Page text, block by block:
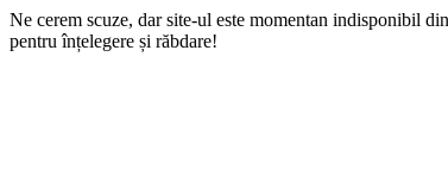
Ne cerem scuze, dar site-ul este momentan indisponibil
pentru înțelegere și răbdare!